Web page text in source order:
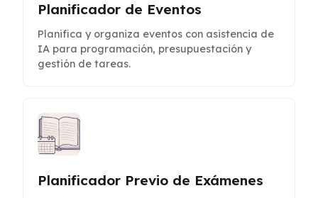
Planificador de Eventos
Planifica y organiza eventos con asistencia de
IA para programación, presupuestación y
gestión de tareas.
Planificador Previo de Exámenes